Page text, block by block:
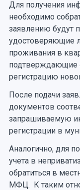
Для получения
необходимо
заявлению будут
удостоверяющие
проживания в
подтверждающие
регистрацию
После подачи
документов
запрашиваемую
регистрации в
Аналогично, для
учета в
обратиться в
МФЦ. К таким